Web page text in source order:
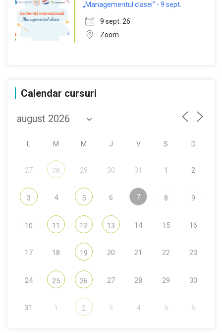
„Managementul clasei” - 9 sept.
9 sept. 26
Zoom
Calendar cursuri
M M J V S D
27 28 29 30 31 1 2
3 4 5 6 7 8 9
10 11 12 13 14 15 16
17 18 19 20 21 22 23
24 25 26 27 28 29 30
31 1 2 3 4 5 6